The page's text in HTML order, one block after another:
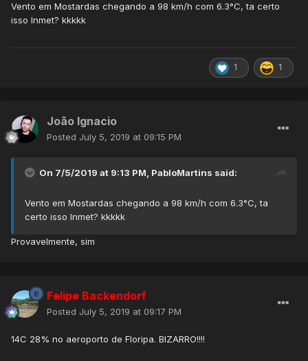
Vento em Mostardas chegando a 98 km/h com 6.3°C, ta certo
isso Inmet? kkkkk
1 1
João Ignacio
Posted July 5, 2019 at 09:15 PM
On 7/5/2019 at 9:13 PM, PabloMartins said:
Vento em Mostardas chegando a 98 km/h com 6.3°C, ta
certo isso Inmet? kkkkk
Provavelmente, sim
Felipe Backendorf
Posted July 5, 2019 at 09:17 PM
14C 28% no aeroporto de Floripa. BIZARRO!!!!